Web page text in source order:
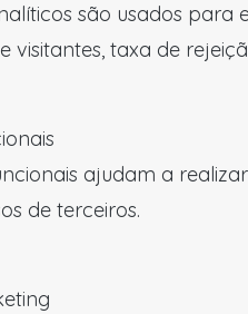
são usados
visitantes, taxa de
ajudam a
de terceiros.